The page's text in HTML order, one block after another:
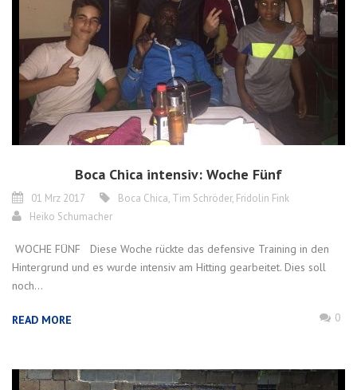
Boca Chica intensiv: Woche Fünf
01 Mrz 2017 Boca Chica, Tim Schröder, Fridolin Fink
Heiko Schumacher
WOCHE FÜNF Diese Woche rückte das defensive Training in den
Hintergrund und es wurde intensiv am Hitting gearbeitet. Dies soll
noch...
READ MORE 0